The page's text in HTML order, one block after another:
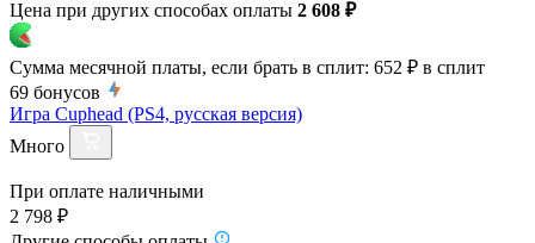
Цена при других способах оплаты 2 608 ₽
Сумма месячной платы, если брать в сплит: 652 ₽ в сплит
69 бонусов
Игра Cuphead (PS4, русская версия)
Много
При оплате наличными
2 798 ₽